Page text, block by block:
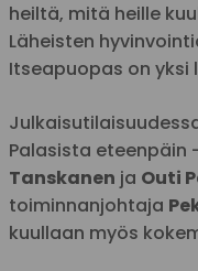
heiltä, mitä heille
Läheisten
Itseapuopas on yksi
Palasista eteenpäin
Tanskanen ja Outi
toiminnanjohtaja
kuullaan myös